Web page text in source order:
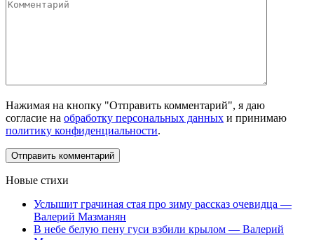
Нажимая на кнопку "Отправить комментарий", я даю
согласие на обработку персональных данных и принимаю
политику конфиденциальности.
Новые стихи
Услышит грачиная стая про зиму рассказ очевидца —
Валерий Мазманян
В небе белую пену гуси взбили крылом — Валерий